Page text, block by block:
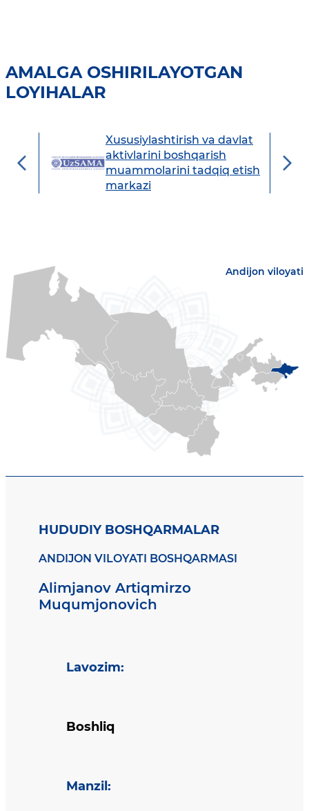
AMALGA OSHIRILAYOTGAN
LOYIHALAR
Xususiylashtirish va davlat
aktivlarini boshqarish
muammolarini tadqiq etish
markazi
Andijon viloyati
HUDUDIY BOSHQARMALAR
ANDIJON VILOYATI BOSHQARMASI
Alimjanov Artiqmirzo
Muqumjonovich
Lavozim:
Boshliq
Manzil :